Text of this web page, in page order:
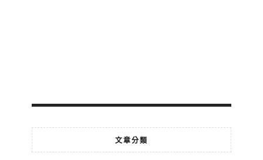
文章分類